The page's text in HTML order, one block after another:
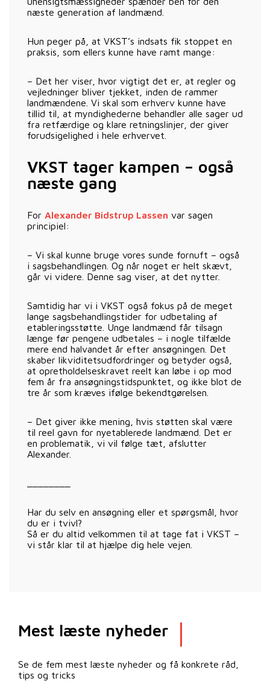
næste generation af landmænd.
Hun peger på, at VKST’s indsats fik stoppet en
praksis, som ellers kunne have ramt mange:
– Det her viser, hvor vigtigt det er, at regler og
vejledninger bliver tjekket, inden de rammer
landmændene. Vi skal som erhverv kunne have
tillid til, at myndighederne behandler alle sager ud
fra retfærdige og klare retningslinjer, der giver
forudsigelighed i hele erhvervet.
VKST tager kampen – også
næste gang
For Alexander Bidstrup Lassen var sagen
principiel:
– Vi skal kunne bruge vores sunde fornuft – også
i sagsbehandlingen. Og når noget er helt skævt,
går vi videre. Denne sag viser, at det nytter.
Samtidig har vi i VKST også fokus på de meget
lange sagsbehandlingstider for udbetaling af
etableringsstøtte. Unge landmænd får tilsagn
længe før pengene udbetales – i nogle tilfælde
mere end halvandet år efter ansøgningen. Det
skaber likviditetsudfordringer og betyder også,
at opretholdelseskravet reelt kan løbe i op mod
fem år fra ansøgningstidspunktet, og ikke blot de
tre år som kræves ifølge bekendtgørelsen.
– Det giver ikke mening, hvis støtten skal være
til reel gavn for nyetablerede landmænd. Det er
en problematik, vi vil følge tæt, afslutter
Alexander.
Har du selv en ansøgning eller et spørgsmål, hvor
du er i tvivl?
Så er du altid velkommen til at tage fat i VKST –
vi står klar til at hjælpe dig hele vejen.
Mest læste nyheder
Se de fem mest læste nyheder og få konkrete råd,
tips og tricks